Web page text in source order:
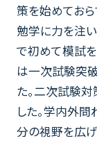
策を始めておら
勉学に力を注
で初めて模試
は一次試験突
た。二次試験
した。学内外
分の視野を広